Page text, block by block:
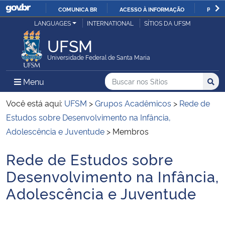
IR
COMUNICA BR ACESSO À INFORMAÇÃO
Ministério da Justiça e Segurança Pública
Ministério da Defesa
Ministério das Relações Exteriores
Ministério da Economia
Ministério da Infraestrutura
Ministério da Agricultura, Pecuária e Abastecimento
LANGUAGES INTERNATIONAL SÍTIOS DA UFSM
UFSM
Universidade Federal de Santa Maria
Menu Menu Principal do Sítio
Busca
Buscar no nos Sítios
Busca:
Você está aqui: UFSM >Grupos Acadêmicos > Rede de
Estudos sobre Desenvolvimento na Infância,
Adolescência e Juventude > Membros
Início do conteúdo
Rede de Estudos sobre
Desenvolvimento na Infância,
Adolescência e Juventude